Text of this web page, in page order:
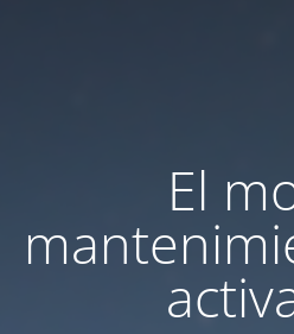
El